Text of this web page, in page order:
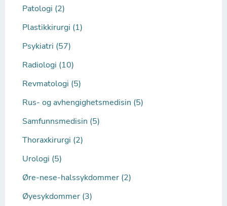
Patologi (2)
Plastikkirurgi (1)
Psykiatri (57)
Radiologi (10)
Revmatologi (5)
Rus- og avhengighetsmedisin (5)
Samfunnsmedisin (5)
Thoraxkirurgi (2)
Urologi (5)
Øre-nese-halssykdommer (2)
Øyesykdommer (3)